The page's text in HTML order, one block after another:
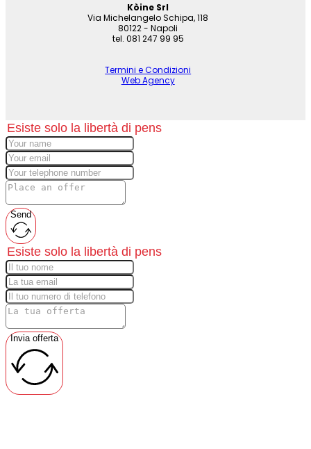
Kòine Srl
Via Michelangelo Schipa, 118
80122 - Napoli
tel. 081 247 99 95
Termini e Condizioni
Web Agency
Send
Invia offerta